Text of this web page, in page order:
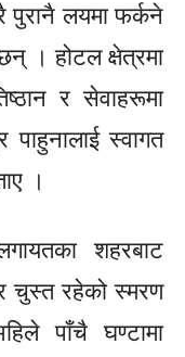
पुरानै लयमा फर्कने
। होटल क्षेत्रमा
र सेवाहरूमा
स्वागत
।
शहरबाट
चुस्त रहेको स्मरण
पाँचै घण्टामा